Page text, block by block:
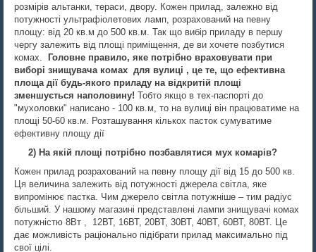
розмірів альтанки, тераси, двору. Кожен прилад, залежно від
потужності ультрафіолетових ламп, розрахований на певну
площу: від 20 кв.м до 500 кв.м. Так що вибір приладу в першу
чергу залежить від площі приміщення, де ви хочете позбутися
комах.
Головне правило, яке потрібно враховувати при
виборі знищувача комах для вулиці , це те, що ефективна
площа дії будь-якого приладу на відкритій площі
зменшується наполовину! Тобто якщо в тех-паспорті до
"мухоловки" написано - 100 кв.м, то на вулиці він працюватиме на
площі 50-60 кв.м. Розташування кількох пасток сумуватиме
ефективну площу дії
2) На якій площі потрібно позбавлятися мух комарів?
Кожен прилад розрахований на певну площу дії від 15 до 500 кв.
Ця величина залежить від потужності джерела світла, яке
випромінює пастка. Чим джерело світла потужніше – тим радіус
більший. У нашому магазині представлені лампи знищувачі комах
потужністю 8Вт
12ВТ, 16ВТ, 20ВТ, 30ВТ, 40ВТ, 60ВТ, 80ВТ. Це
дає можливість раціонально підібрати прилад максимально під
свої цілі.